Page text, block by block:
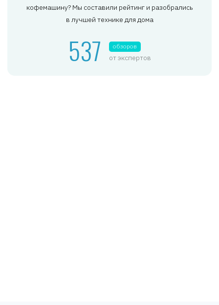
кофемашину? Мы составили рейтинг и разобрались
в лучшей технике для дома
537 обзоров
от экспертов